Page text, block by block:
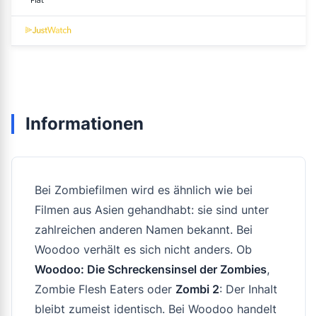
Informationen
Bei Zombiefilmen wird es ähnlich wie bei
Filmen aus Asien gehandhabt: sie sind unter
zahlreichen anderen Namen bekannt. Bei
Woodoo verhält es sich nicht anders. Ob
Woodoo: Die Schreckensinsel der Zombies,
Zombie Flesh Eaters oder Zombi 2: Der Inhalt
bleibt zumeist identisch. Bei Woodoo handelt